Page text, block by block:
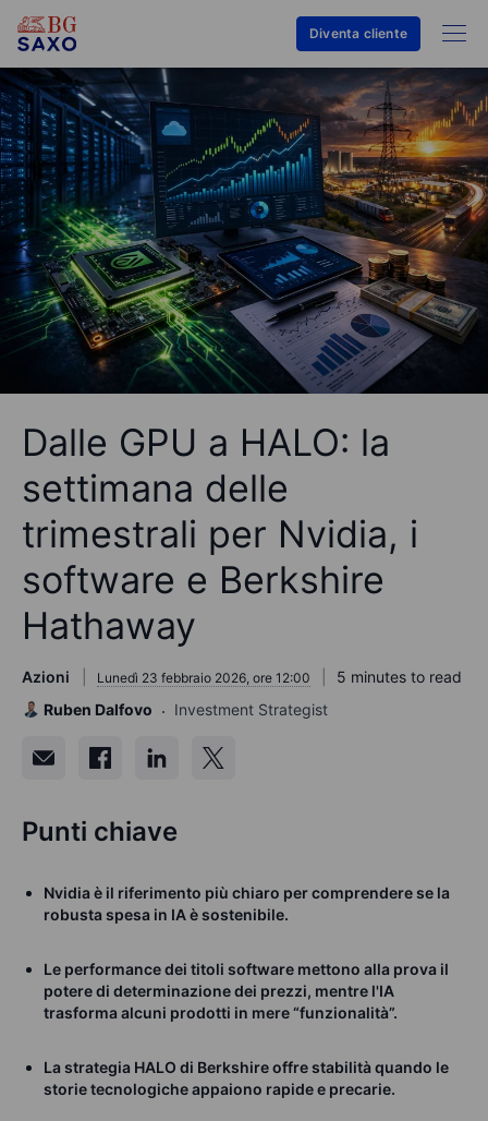
Diventa cliente
Dalle GPU a HALO: la
settimana delle
trimestrali per Nvidia, i
software e Berkshire
Hathaway
Azioni Lunedì 23 febbraio 2026, ore 12:00
5 minutes to read
Ruben Dalfovo
Investment Strategist
Punti chiave
Nvidia è il riferimento più chiaro per comprendere se la
robusta spesa in IA è sostenibile.
Le performance dei titoli software mettono alla prova il
potere di determinazione dei prezzi, mentre l'IA
trasforma alcuni prodotti in mere “funzionalità”.
La strategia HALO di Berkshire offre stabilità quando le
storie tecnologiche appaiono rapide e precarie.